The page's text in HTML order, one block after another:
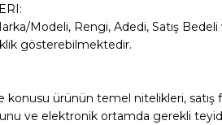
Modeli, Rengi, Adedi, Satış
gösterebilmektedir.
konusu ürünün temel nitelikleri, satış
ve elektronik ortamda gerekli